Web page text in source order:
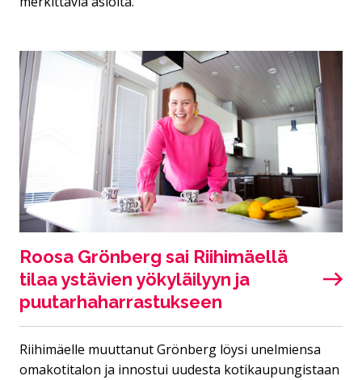
Roosa Grönberg sai Riihimäellä
tilaa ystävien yökyläilyyn ja
puutarhaharrastukseen
Riihimäelle muuttanut Grönberg löysi unelmiensa
omakotitalon ja innostui uudesta kotikaupungistaan